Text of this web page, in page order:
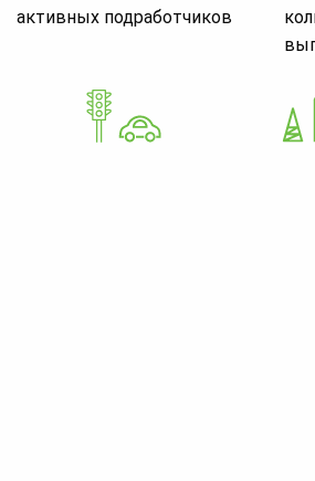
активных подработчиков